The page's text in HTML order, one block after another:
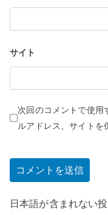
サイト
次回のコメントで使用
ルアドレス、サイトを
日本語が含まれない